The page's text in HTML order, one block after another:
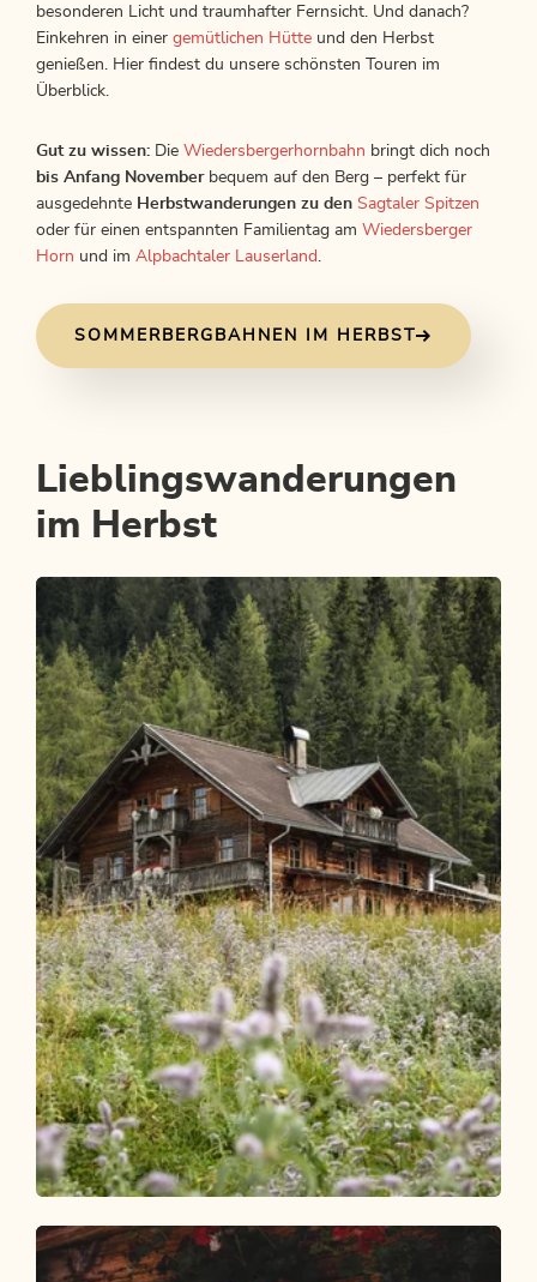
besonderen Licht und traumhafter Fernsicht. Und danach?
Einkehren in einer gemütlichen Hütte und den Herbst
genießen. Hier findest du unsere schönsten Touren im
Überblick.
Gut zu wissen: Die Wiedersbergerhornbahn bringt dich noch
bis Anfang November bequem auf den Berg – perfekt für
ausgedehnte Herbstwanderungen zu den Sagtaler Spitzen
oder für einen entspannten Familientag am Wiedersberger
Horn und im Alpbachtaler Lauserland
SOMMERBERGBAHNEN IM HERBST
Lieblingswanderungen
im Herbst
Gratlspitze 1.899 m - ab Berggasthof
Holzalm